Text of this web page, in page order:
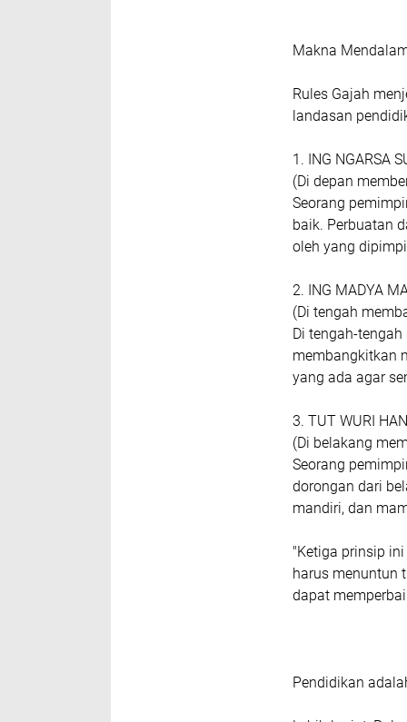
Makna
Rules Gajah
landasan
1. ING NGARSA
(Di depan
Seorang
baik. Perbuatan
oleh yang
2. ING MADYA
(Di tengah
Di tengah-
membangkitkan
yang ada agar
3. TUT WURI
(Di belakang
Seorang
dorongan dari
mandiri, dan
"Ketiga prinsip
harus menuntun
dapat
Pendidikan